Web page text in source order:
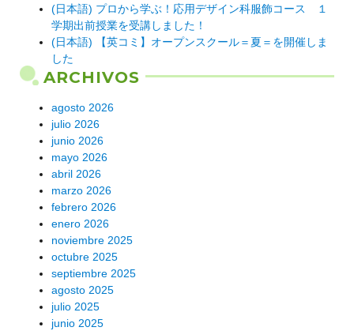
(日本語) プロから学ぶ！応用デザイン科服飾コース １
学期出前授業を受講しました！
(日本語) 【英コミ】オープンスクール＝夏＝を開催しま
した
ARCHIVOS
agosto 2026
julio 2026
junio 2026
mayo 2026
abril 2026
marzo 2026
febrero 2026
enero 2026
noviembre 2025
octubre 2025
septiembre 2025
agosto 2025
julio 2025
junio 2025